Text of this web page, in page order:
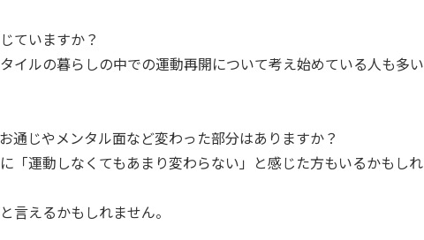
ていますか？
イルの暮らしの中での運動再開について考え始めている人も多い
通じやメンタル面など変わった部分はありますか？
「運動しなくてもあまり変わらない」と感じた方もいるかもしれ
言えるかもしれません。